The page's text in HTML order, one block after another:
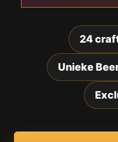
24
Unieke